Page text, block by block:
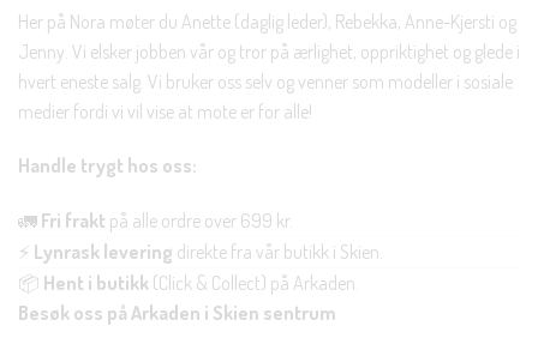
Her på Nora møter du Anette (daglig leder), Rebekka, Anne-Kjersti og
Jenny. Vi elsker jobben vår og tror på ærlighet, oppriktighet og glede i
hvert eneste salg. Vi bruker oss selv og venner som modeller i sosiale
medier fordi vi vil vise at mote er for alle!
Handle trygt hos oss:
🚛 Fri frakt på alle ordre over 699 kr.
⚡ Lynrask levering direkte fra vår butikk i Skien.
📦 Hent i butikk (Click & Collect) på Arkaden.
Besøk oss på Arkaden i Skien sentrum